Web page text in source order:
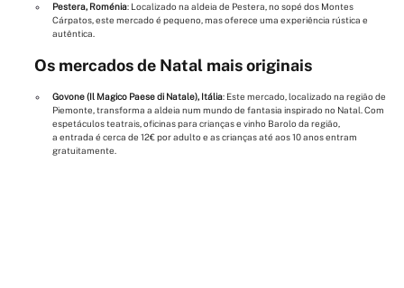
Pestera, Roménia: Localizado na aldeia de Pestera, no sopé dos Montes
Cárpatos, este mercado é pequeno, mas oferece uma experiência rústica e
autêntica.
Os mercados de Natal mais originais
Govone (Il Magico Paese di Natale), Itália: Este mercado, localizado na região de
Piemonte, transforma a aldeia num mundo de fantasia inspirado no Natal. Com
espetáculos teatrais, oficinas para crianças e vinho Barolo da região,
a entrada é cerca de 12€ por adulto e as crianças até aos 10 anos entram
gratuitamente.